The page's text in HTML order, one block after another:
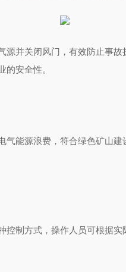
源并关闭风门，有效防止事
的安全性。
能源浪费，符合绿色矿山
控制方式，操作人员可根据